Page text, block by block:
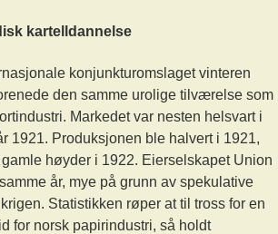
kartelldannelse
konjunkturomslaget vinteren
den samme urolige tilværelse som
Markedet var nesten helsvart i
1921. Produksjonen ble halvert i 1921,
høyder i 1922. Eierselskapet Union
år, mye på grunn av spekulative
Statistikken røper at til tross for en
for norsk papirindustri, så holdt